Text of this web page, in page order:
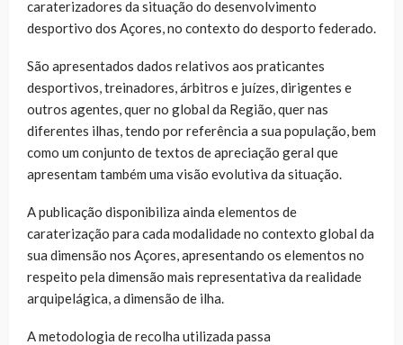
caraterizadores da situação do desenvolvimento
desportivo dos Açores, no contexto do desporto federado.
São apresentados dados relativos aos praticantes
desportivos, treinadores, árbitros e juízes, dirigentes e
outros agentes, quer no global da Região, quer nas
diferentes ilhas, tendo por referência a sua população, bem
como um conjunto de textos de apreciação geral que
apresentam também uma visão evolutiva da situação.
A publicação disponibiliza ainda elementos de
caraterização para cada modalidade no contexto global da
sua dimensão nos Açores, apresentando os elementos no
respeito pela dimensão mais representativa da realidade
arquipelágica, a dimensão de ilha.
A metodologia de recolha utilizada passa